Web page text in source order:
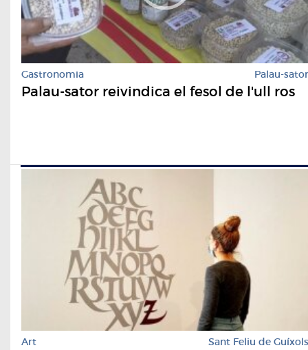
Gastronomia Palau-sator
Palau-sator reivindica el fesol de l'ull ros
Art Sant Feliu de Guíxols